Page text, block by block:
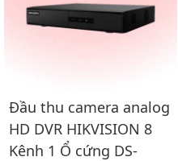
Đầu thu camera analog
HD DVR HIKVISION 8
Kênh 1 Ổ cứng DS-